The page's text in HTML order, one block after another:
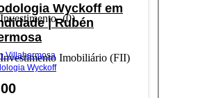
(0)
Imobiliário (FII)
Wyckoff em
| Rubén
Villahermosa
Wyckoff